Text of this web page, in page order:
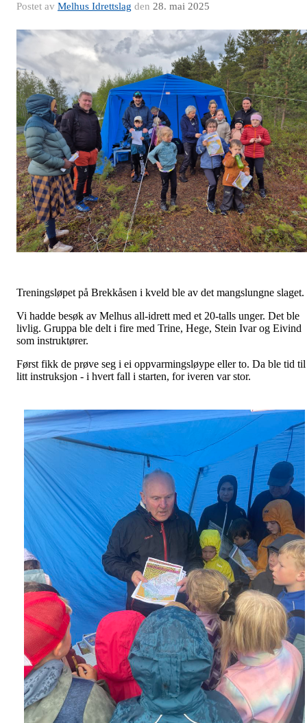
Postet av Melhus Idrettslag den 28. mai 2025
Treningsløpet på Brekkåsen i kveld ble av det mangslungne slaget.
Vi hadde besøk av Melhus all-idrett med et 20-talls unger. Det ble
livlig. Gruppa ble delt i fire med Trine, Hege, Stein Ivar og Eivind
som instruktører.
Først fikk de prøve seg i ei oppvarmingsløype eller to. Da ble tid til
litt instruksjon - i hvert fall i starten, for iveren var stor.